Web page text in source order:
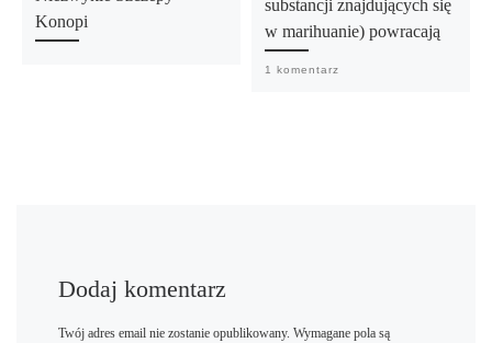
Konopi
substancji znajdujących się
w marihuanie) powracają
1 komentarz
Dodaj komentarz
Twój adres email nie zostanie opublikowany. Wymagane pola są